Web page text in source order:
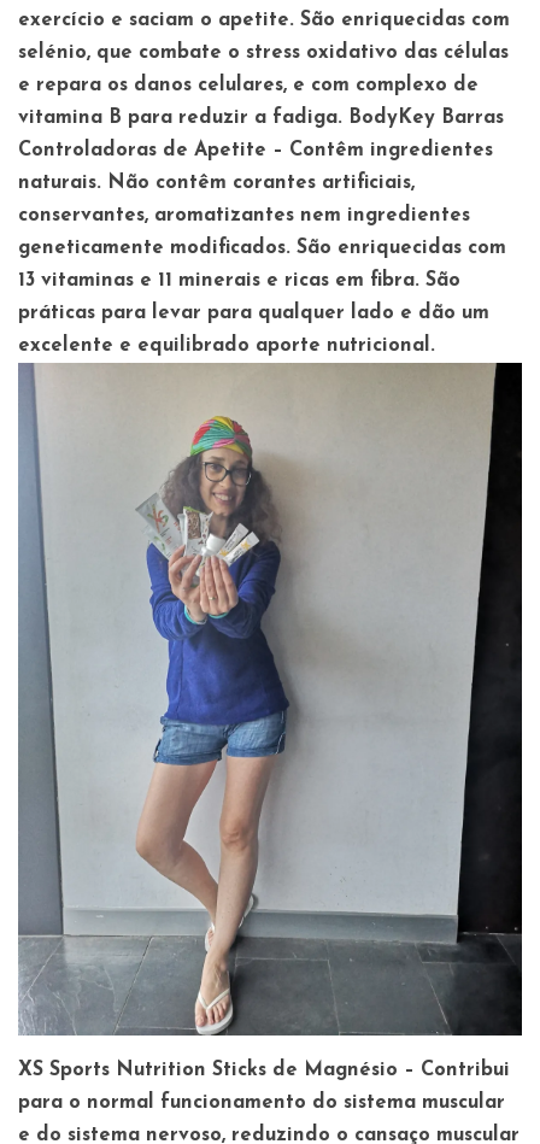
exercício e saciam o apetite. São enriquecidas com
selénio, que combate o stress oxidativo das células
e repara os danos celulares, e com complexo de
vitamina B para reduzir a fadiga. BodyKey Barras
Controladoras de Apetite – Contêm ingredientes
naturais. Não contêm corantes artificiais,
conservantes, aromatizantes nem ingredientes
geneticamente modificados. São enriquecidas com
13 vitaminas e 11 minerais e ricas em fibra. São
práticas para levar para qualquer lado e dão um
excelente e equilibrado aporte nutricional.
XS Sports Nutrition Sticks de Magnésio – Contribui
para o normal funcionamento do sistema muscular
e do sistema nervoso, reduzindo o cansaço muscular